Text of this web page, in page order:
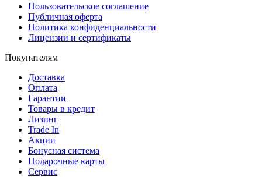
Пользовательское соглашение
Публичная оферта
Политика конфиденциальности
Лицензии и сертификаты
Покупателям
Доставка
Оплата
Гарантии
Товары в кредит
Лизинг
Trade In
Акции
Бонусная система
Подарочные карты
Сервис